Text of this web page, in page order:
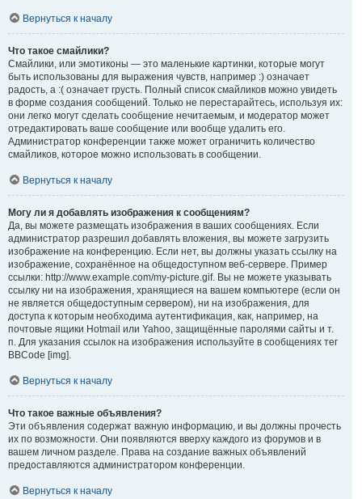
Вернуться к началу
Что такое смайлики?
Смайлики, или эмотиконы — это маленькие картинки, которые могут
быть использованы для выражения чувств, например :) означает
радость, а :( означает грусть. Полный список смайликов можно увидеть
в форме создания сообщений. Только не перестарайтесь, используя их:
они легко могут сделать сообщение нечитаемым, и модератор может
отредактировать ваше сообщение или вообще удалить его.
Администратор конференции также может ограничить количество
смайликов, которое можно использовать в сообщении.
Вернуться к началу
Могу ли я добавлять изображения к сообщениям?
Да, вы можете размещать изображения в ваших сообщениях. Если
администратор разрешил добавлять вложения, вы можете загрузить
изображение на конференцию. Если нет, вы должны указать ссылку на
изображение, сохранённое на общедоступном веб-сервере. Пример
ссылки: http://www.example.com/my-picture.gif. Вы не можете указывать
ссылку ни на изображения, хранящиеся на вашем компьютере (если он
не является общедоступным сервером), ни на изображения, для
доступа к которым необходима аутентификация, как, например, на
почтовые ящики Hotmail или Yahoo, защищённые паролями сайты и т.
п. Для указания ссылок на изображения используйте в сообщениях тег
BBCode [img].
Вернуться к началу
Что такое важные объявления?
Эти объявления содержат важную информацию, и вы должны прочесть
их по возможности. Они появляются вверху каждого из форумов и в
вашем личном разделе. Права на создание важных объявлений
предоставляются администратором конференции.
Вернуться к началу